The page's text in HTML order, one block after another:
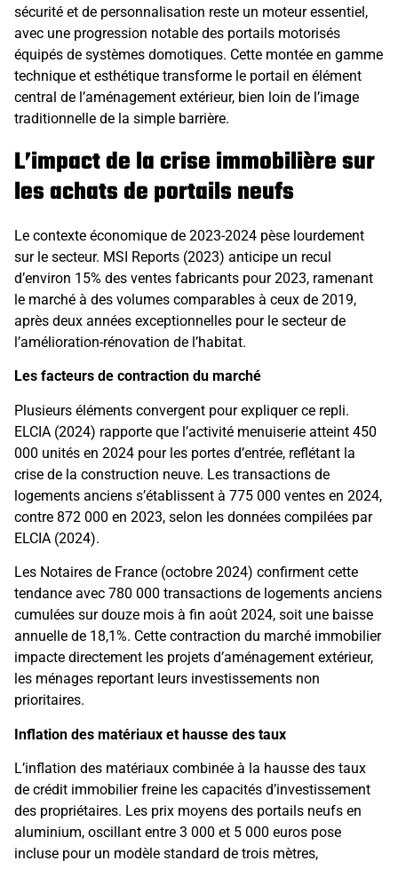
sécurité et de personnalisation reste un moteur essentiel,
avec une progression notable des portails motorisés
équipés de systèmes domotiques. Cette montée en gamme
technique et esthétique transforme le portail en élément
central de l’aménagement extérieur, bien loin de l’image
traditionnelle de la simple barrière.
L’impact de la crise immobilière sur
les achats de portails neufs
Le contexte économique de 2023-2024 pèse lourdement
sur le secteur. MSI Reports (2023) anticipe un recul
d’environ 15% des ventes fabricants pour 2023, ramenant
le marché à des volumes comparables à ceux de 2019,
après deux années exceptionnelles pour le secteur de
l’amélioration-rénovation de l’habitat.
Les facteurs de contraction du marché
Plusieurs éléments convergent pour expliquer ce repli.
ELCIA (2024) rapporte que l’activité menuiserie atteint 450
000 unités en 2024 pour les portes d’entrée, reflétant la
crise de la construction neuve. Les transactions de
logements anciens s’établissent à 775 000 ventes en 2024,
contre 872 000 en 2023, selon les données compilées par
ELCIA (2024).
Les Notaires de France (octobre 2024) confirment cette
tendance avec 780 000 transactions de logements anciens
cumulées sur douze mois à fin août 2024, soit une baisse
annuelle de 18,1%. Cette contraction du marché immobilier
impacte directement les projets d’aménagement extérieur,
les ménages reportant leurs investissements non
prioritaires.
Inflation des matériaux et hausse des taux
L’inflation des matériaux combinée à la hausse des taux
de crédit immobilier freine les capacités d’investissement
des propriétaires. Les prix moyens des portails neufs en
aluminium, oscillant entre 3 000 et 5 000 euros pose
incluse pour un modèle standard de trois mètres,